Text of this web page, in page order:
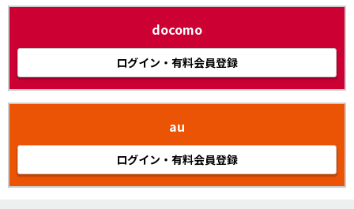
docomo
ログイン・有料会員登録
au
ログイン・有料会員登録